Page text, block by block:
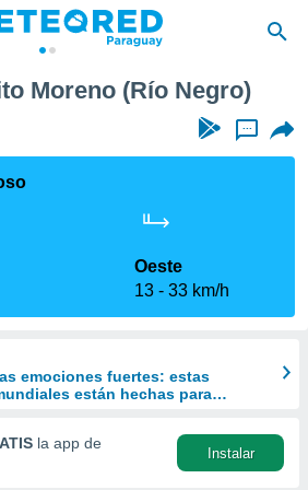
Moreno (Río Negro)
...
Oeste
13
33 km/h
emociones fuertes: estas
están hechas para
la app de
Instalar